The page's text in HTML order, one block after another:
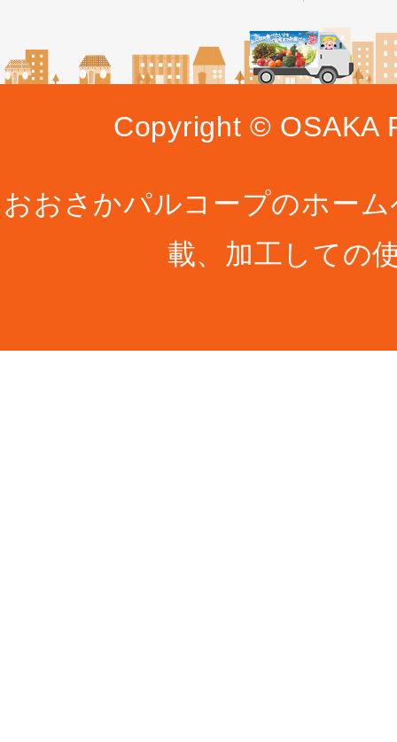
Copyright © OSAKA
おおさかパルコープのホー
載、加工しての